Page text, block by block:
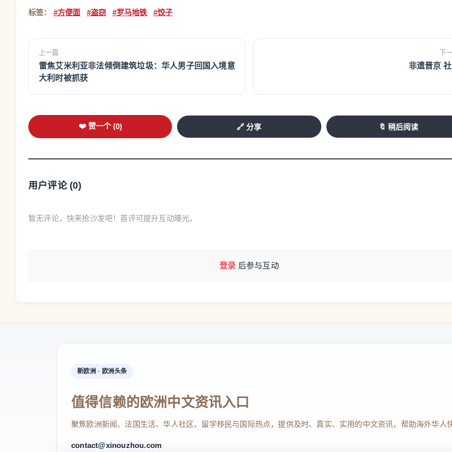
标签： #方便面 #盗窃 #罗马地铁 #饺子
上一篇
雷焦艾米利亚非法倾倒建筑垃圾：华人男子回国入境意
大利时被抓获
下
非遗晋京
❤️ 赞一个 (0) 🔗 分享 🔖 稍后阅读
用户评论 (0)
暂无评论，快来抢沙发吧！首评可提升互动曝光。
登录 后参与互动
新欧洲 · 欧洲头条
值得信赖的欧洲中文资讯入口
聚焦欧洲新闻、法国生活、华人社区、留学移民与国际热点，提供及时、真实、实用的中文资讯，帮助海外华人
contact@xinouzhou.com